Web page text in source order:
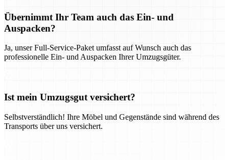
Übernimmt Ihr Team auch das Ein- und
Auspacken?
Ja, unser Full-Service-Paket umfasst auf Wunsch auch das
professionelle Ein- und Auspacken Ihrer Umzugsgüter.
Ist mein Umzugsgut versichert?
Selbstverständlich! Ihre Möbel und Gegenstände sind während des
Transports über uns versichert.